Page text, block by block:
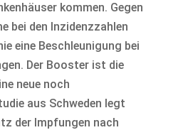
kommen. Gegen
bei den Inzidenzzahlen
eine Beschleunigung bei
Der Booster ist die
neue noch
aus Schweden legt
der Impfungen nach